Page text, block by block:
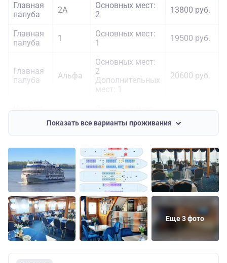
Главная
палуба
2А
Основных мест:
2
13800 руб.
Главная
палуба
1
Основных мест:
1
19500 руб.
Главная
палуба
Альфа
Основных мест:
2
Дополнительных
мест: 1
20600 руб.
палуба
1
Средняя
палуба
Омега
фронт
Основных мест:
2
Дополнительных
мест: 1
19000 руб.
Показать все варианты проживания
Еще 3 фото